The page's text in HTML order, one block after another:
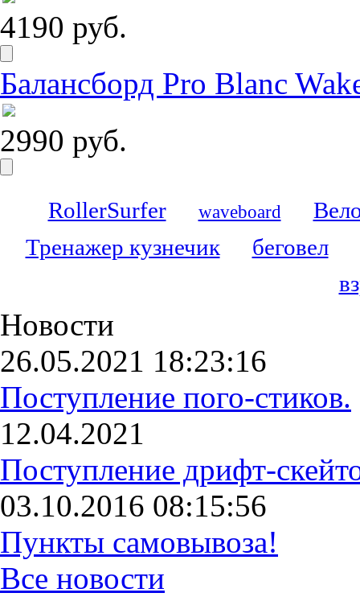
4190 руб.
Балансборд Pro Blanc
2990 руб.
RollerSurfer waveboard
Тренажер кузнечик
беговел
Новости
26.05.2021 18:23:16
Поступление пого-стиков.
12.04.2021
Поступление дрифт-
03.10.2016 08:15:56
Пункты самовывоза!
Все новости